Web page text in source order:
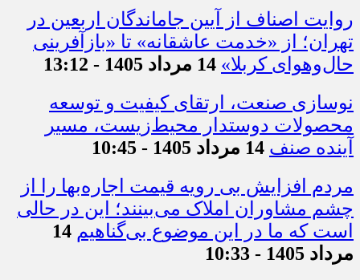
روایت اصناف از آیین جاماندگان اربعین در
تهران؛ از «خدمت عاشقانه» تا «بازآفرینی
حال‌وهوای کربلا» 14 مرداد 1405 - 13:12
نوسازی صنعت، ارتقای کیفیت و توسعه
محصولات دوستدار محیط‌زیست، مسیر
آینده صنف 14 مرداد 1405 - 10:45
مردم افزایش بی رویه قیمت اجاره‌بها را از
چشم مشاوران املاک می‌بینند؛ این در حالی
است که ما در این موضوع بی‌گناهیم 14
مرداد 1405 - 10:33